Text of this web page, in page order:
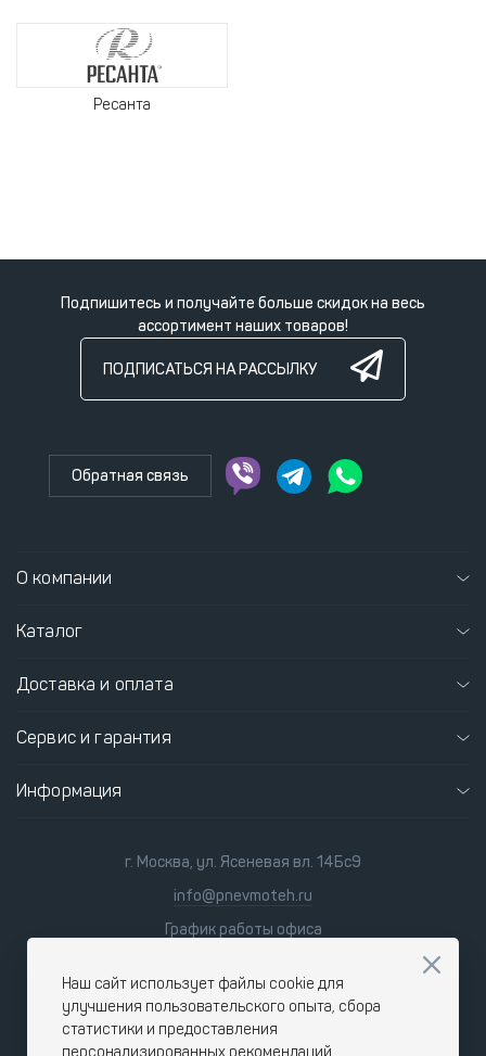
Ресанта
Подпишитесь и получайте больше скидок на весь
ассортимент наших товаров!
ПОДПИСАТЬСЯ НА РАССЫЛКУ
Обратная связь
О компании
Каталог
Доставка и оплата
Сервис и гарантия
Информация
г. Москва, ул. Ясеневая вл. 14Бс9
info@pnevmoteh.ru
График работы офиса
9:00 - 18:00
Наш сайт использует файлы cookie для
улучшения пользовательского опыта, сбора
статистики и предоставления
персонализированных рекомендаций.